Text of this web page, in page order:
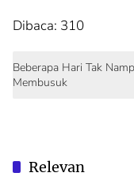
Dibaca: 310
Beberapa Hari Tak
Membusuk
Relevan